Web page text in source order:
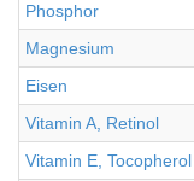
Phosphor
Magnesium
Eisen
Vitamin A, Retinol
Vitamin E, Tocopherol